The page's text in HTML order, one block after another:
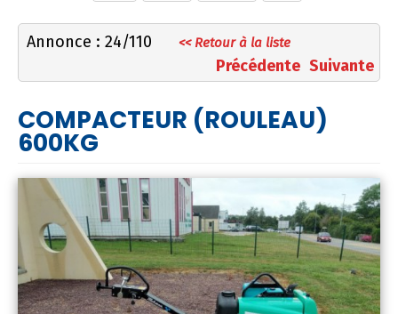
Annonce : 24/110 << Retour à la liste
Précédente Suivante
COMPACTEUR (ROULEAU)
600KG